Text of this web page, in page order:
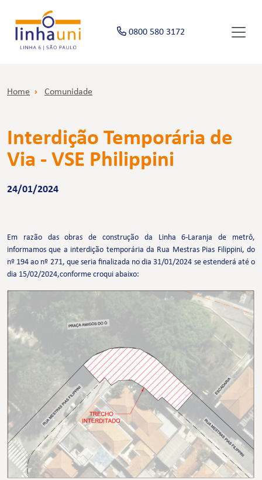
0800 580 3172
Home Comunidade
Interdição Temporária de
Via - VSE Philippini
24/01/2024
Em razão das obras de construção da Linha 6-Laranja de metrô,
informamos que a interdição temporária da Rua Mestras Pias Filippini, do
nº 194 ao nº 271, que seria finalizada no dia 31/01/2024 se estenderá até o
dia 15/02/2024,conforme croqui abaixo: